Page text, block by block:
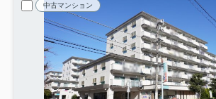
中古マンション